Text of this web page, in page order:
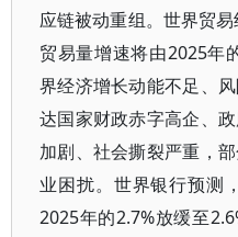
应链被动重组。世界贸
贸易量增速将由2025年
界经济增长动能不足、
达国家财政赤字高企、
加剧、社会撕裂严重，
业困扰。世界银行预测
2025年的2.7%放缓至